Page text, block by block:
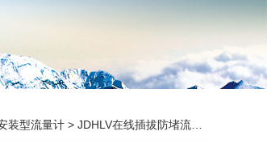
装型流量计 > JDHLV在线插拔防堵流量计